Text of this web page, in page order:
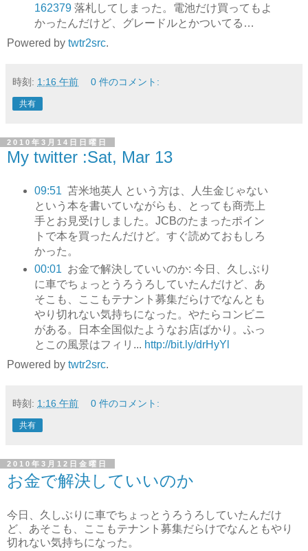
162379落札してしまった。電池だけ買ってもよ
かったんだけど、グレードルとかついてる…
Powered by twtr2src.
時刻: 1:16 午前 0 件のコメント:
共有
2010年3月14日日曜日
My twitter :Sat, Mar 13
09:51 苫米地英人 という方は、人生金じゃない
という本を書いていながらも、とっても商売上
手とお見受けしました。JCBのたまったポイン
トで本を買ったんだけど。すぐ読めておもしろ
かった。
00:01 お金で解決していいのか: 今日、久しぶり
に車でちょっとうろうろしていたんだけど、あ
そこも、ここもテナント募集だらけでなんとも
やり切れない気持ちになった。やたらコンビニ
がある。日本全国似たようなお店ばかり。ふっ
とこの風景はフィリ... http://bit.ly/drHyYl
Powered by twtr2src.
時刻: 1:16 午前 0 件のコメント:
共有
2010年3月12日金曜日
お金で解決していいのか
今日、久しぶりに車でちょっとうろうろしていたんだけ
ど、あそこも、ここもテナント募集だらけでなんともやり
切れない気持ちになった。